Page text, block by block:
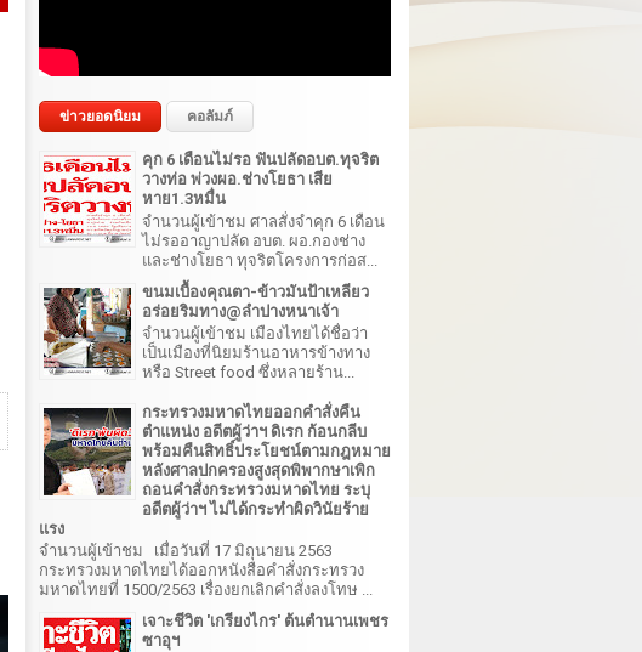
ข่าวยอดนิยม คอลัมภ์
คุก 6 เดือนไม่รอ ฟันปลัดอบต.ทุจริต
วางท่อ พ่วงผอ.ช่างโยธา เสีย
หาย1.3หมื่น
จำนวนผู้เข้าชม ศาลสั่งจำคุก 6 เดือน
ไม่รออาญาปลัด อบต. ผอ.กองช่าง
และช่างโยธา ทุจริตโครงการก่อส...
ขนมเบื้องคุณตา-ข้าวมันป้าเหลียว
อร่อยริมทาง@ลำปางหนาเจ้า
จำนวนผู้เข้าชม เมืองไทยได้ชื่อว่า
เป็นเมืองที่นิยมร้านอาหารข้างทาง
หรือ Street food ซึ่งหลายร้าน...
กระทรวงมหาดไทยออกคำสั่งคืน
ตำแหน่ง อดีตผู้ว่าฯ ดิเรก ก้อนกลีบ
พร้อมคืนสิทธิ์ประโยชน์ตามกฎหมาย
หลังศาลปกครองสูงสุดพิพากษาเพิก
ถอนคำสั่งกระทรวงมหาดไทย ระบุ
อดีตผู้ว่าฯ ไม่ได้กระทำผิดวินัยร้าย
แรง
จำนวนผู้เข้าชม เมื่อวันที่ 17 มิถุนายน 2563
กระทรวงมหาดไทยได้ออกหนังสือคำสั่งกระทรวง
มหาดไทยที่ 1500/2563 เรื่องยกเลิกคำสั่งลงโทษ ...
เจาะชีวิต 'เกรียงไกร' ต้นตำนานเพชร
ซาอุฯ